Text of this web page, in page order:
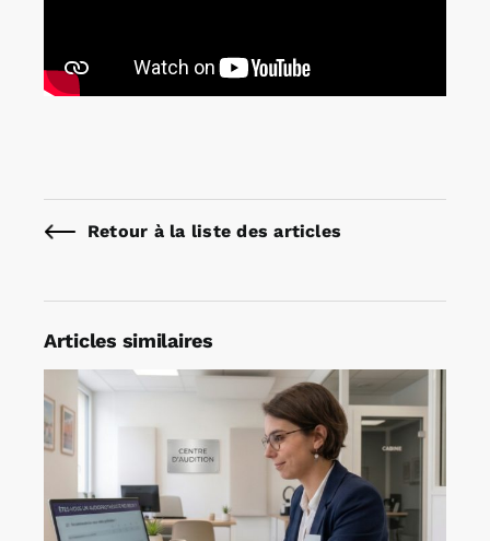
Retour à la liste des articles
Articles similaires